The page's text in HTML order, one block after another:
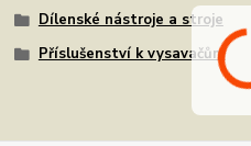
Dílenské nástroje a stroje
Příslušenství k vysavačům